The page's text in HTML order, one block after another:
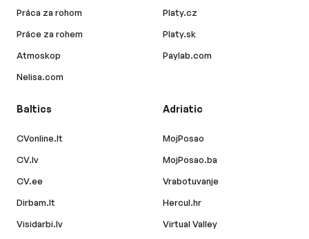
Práca za rohom
Práce za rohem
Atmoskop
Nelisa.com
Platy.cz
Platy.sk
Paylab.com
Baltics
CVonline.lt
CV.lv
CV.ee
Dirbam.lt
Visidarbi.lv
Adriatic
MojPosao
MojPosao.ba
Vrabotuvanje
Hercul.hr
Virtual Valley